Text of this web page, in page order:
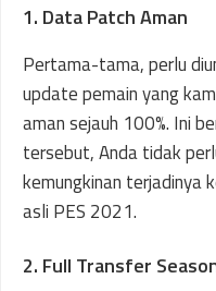
1. Data Patch Aman
Pertama-tama, perlu
update pemain yang
aman sejauh 100%. Ini
tersebut, Anda tidak
kemungkinan terjadinya
asli PES 2021.
2. Full Transfer